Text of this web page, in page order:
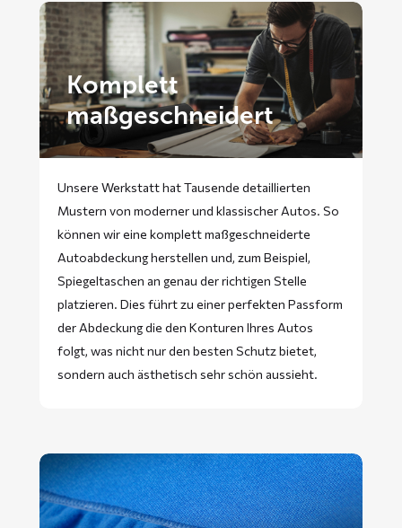
Komplett
maßgeschneidert
Unsere Werkstatt hat Tausende detaillierten
Mustern von moderner und klassischer Autos. So
können wir eine komplett maßgeschneiderte
Autoabdeckung herstellen und, zum Beispiel,
Spiegeltaschen an genau der richtigen Stelle
platzieren. Dies führt zu einer perfekten Passform
der Abdeckung die den Konturen Ihres Autos
folgt, was nicht nur den besten Schutz bietet,
sondern auch ästhetisch sehr schön aussieht.